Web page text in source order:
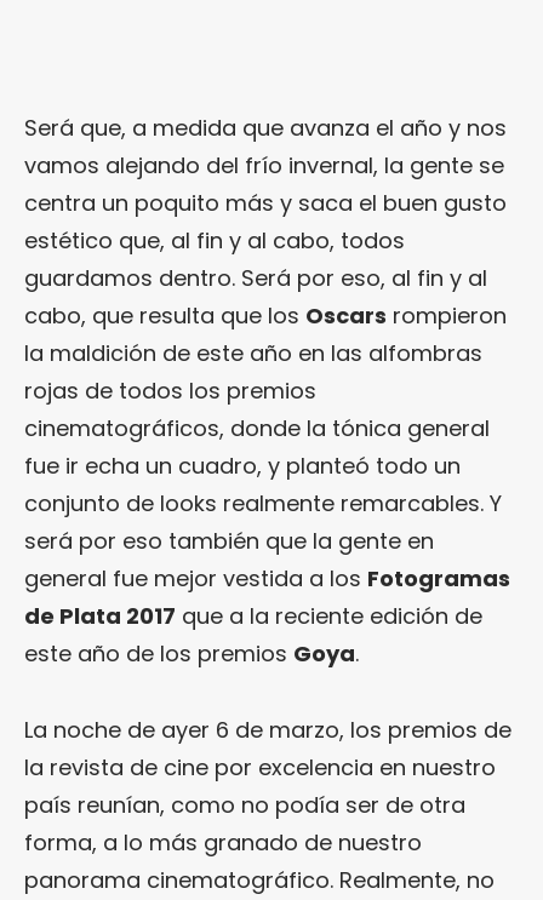
Será que, a medida que avanza el año y nos
vamos alejando del frío invernal, la gente se
centra un poquito más y saca el buen gusto
estético que, al fin y al cabo, todos
guardamos dentro. Será por eso, al fin y al
cabo, que resulta que los Oscars rompieron
la maldición de este año en las alfombras
rojas de todos los premios
cinematográficos, donde la tónica general
fue ir echa un cuadro, y planteó todo un
conjunto de looks realmente remarcables. Y
será por eso también que la gente en
general fue mejor vestida a los Fotogramas
de Plata 2017 que a la reciente edición de
este año de los premios Goya.
La noche de ayer 6 de marzo, los premios de
la revista de cine por excelencia en nuestro
país reunían, como no podía ser de otra
forma, a lo más granado de nuestro
panorama cinematográfico. Realmente, no